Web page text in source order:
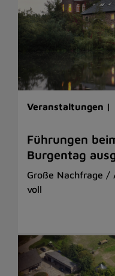
Veranstaltungen |
Führungen
Burgentag
Große Nachfrage /
voll